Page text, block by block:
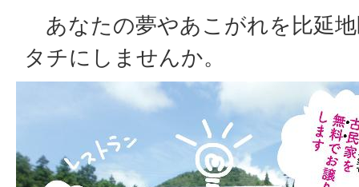
あなたの夢やあこがれを比延
タチにしませんか。